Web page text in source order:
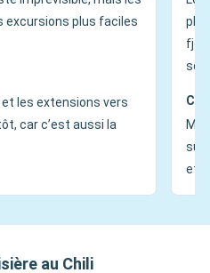
excursions plus faciles
les extensions vers
car c’est aussi la
et
au Chili